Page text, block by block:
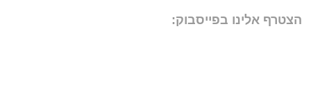
הצטרף אלינו בפייסבוק: